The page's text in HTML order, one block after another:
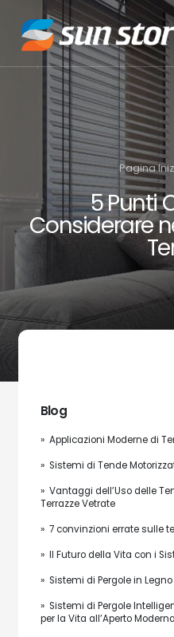
5 Punti
Considerare
Pagina
Blog
» Applicazioni Moderne di
» Sistemi di Tende
» Vantaggi dell’Uso delle
Terrazze Vetrate
» 7 convinzioni errate sulle
» Il Futuro della Vita con i
» Sistemi di Pergole in Legno
» Sistemi di Pergole
per la Vita all’Aperto Moderna